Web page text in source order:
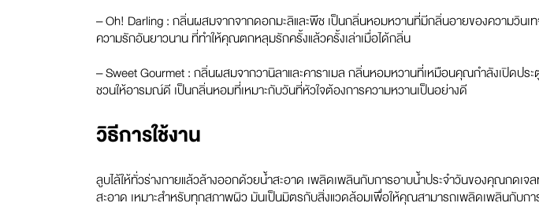
– Oh! Darling :กลิ่นผสมจากจากดอกมะลิและพีช เป็นกลิ่นหอมหวานที่มีกลิ่นอายของความวินเ
ความรักอันยาวนาน ที่ทำให้คุณตกหลุมรักครั้งแล้วครั้งเล่าเมื่อได้กลิ่น
– Sweet Gourmet :กลิ่นผสมจากวานิลาและคาราเมล กลิ่นหอมหวานที่เหมือนคุณกำลังเปิดป
ชวนให้อารมณ์ดี เป็นกลิ่นหอมที่เหมาะกับวันที่หัวใจต้องการความหวานเป็นอย่างดี
วิธีการใช้งาน
ลูบไล้ให้ทั่วร่างกายแล้วล้างออกด้วยน้ำสะอาด เพลิดเพลินกับการอาบน้ำประจำวันของคุณกด
สะอาด เหมาะสำหรับทุกสภาพผิว มันเป็นมิตรกับสิ่งแวดล้อมเพื่อให้คุณสามารถเพลิดเพลินกับก